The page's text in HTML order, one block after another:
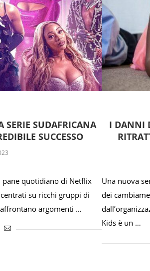
SERIE SUDAFRICANA
SUCCESSO
pane quotidiano di Netflix
su ricchi gruppi di
argomenti …
I DANNI
Una nuova
dei
Kids è un …